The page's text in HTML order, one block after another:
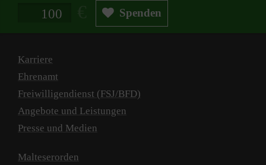
Spendenbetrag in Euro Spenden
Karriere
Ehrenamt
Freiwilligendienst (FSJ/BFD)
Angebote und Leistungen
Presse und Medien
Malteserorden